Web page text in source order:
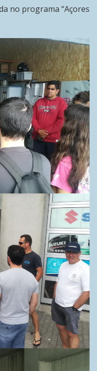
no programa “Açores